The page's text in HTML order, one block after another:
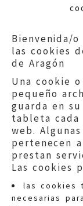
Bienvenida/
las cookies
de Aragón
Una cookie
pequeño
guarda en
tableta cada
web.
pertenecen
prestan
Las cookies
las cookies
necesarias